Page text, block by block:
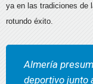
ya en las tradiciones de
rotundo éxito.
Almería
deportivo junto